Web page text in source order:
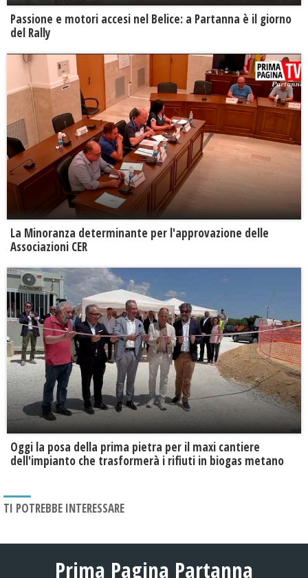
Passione e motori accesi nel Belice: a Partanna è il giorno
del Rally
La Minoranza determinante per l'approvazione delle
Associazioni CER
Oggi la posa della prima pietra per il maxi cantiere
dell'impianto che trasformerà i rifiuti in biogas metano
TI POTREBBE INTERESSARE
Prima Pagina Partanna